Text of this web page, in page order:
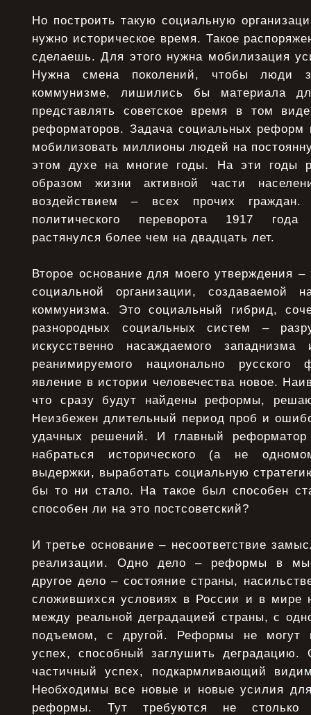
Но построить такую социальную
нужно историческое время. Такое
сделаешь. Для этого нужна мобилизация
Нужна смена поколений, чтобы люди
коммунизме, лишились бы материала
представлять советское время в том
реформаторов. Задача социальных
мобилизовать миллионы людей на
этом духе на многие годы. На эти годы
образом жизни активной части
воздействием – всех прочих
политического переворота 1917
растянулся более чем на двадцать лет.
Второе основание для моего утверждения –
социальной организации, создаваемой
коммунизма. Это социальный гибрид,
разнородных социальных систем –
искусственно насаждаемого западнизма
реанимируемого национально русского
явление в истории человечества новое.
что сразу будут найдены реформы,
Неизбежен длительный период проб и
удачных решений. И главный
набраться исторического (а не
выдержки, выработать социальную
бы то ни стало. На такое был способен
способен ли на это постсоветский?
И третье основание – несоответствие
реализации. Одно дело – реформы в
другое дело – состояние страны,
сложившихся условиях в России и в мире
между реальной деградацией страны, с
подъемом, с другой. Реформы не могут
успех, способный заглушить
частичный успех, подкармливающий
Необходимы все новые и новые усилия
реформы. Тут требуются не столько